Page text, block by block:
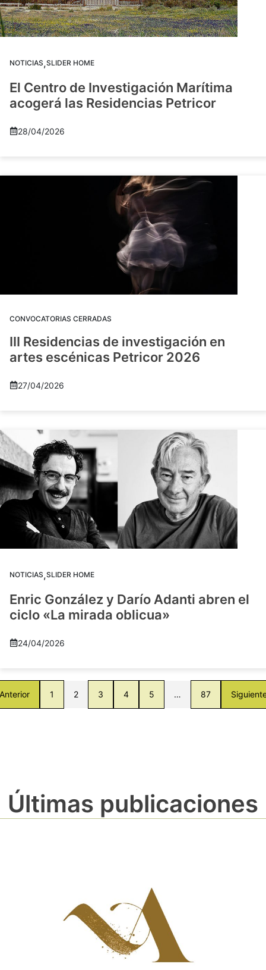
NOTICIAS,SLIDER HOME
El Centro de Investigación Marítima
acogerá las Residencias Petricor
28/04/2026
CONVOCATORIAS CERRADAS
III Residencias de investigación en
artes escénicas Petricor 2026
27/04/2026
NOTICIAS,SLIDER HOME
Enric González y Darío Adanti abren el
ciclo «La mirada oblicua»
24/04/2026
1 2 3 4 5 … 87
Últimas publicaciones